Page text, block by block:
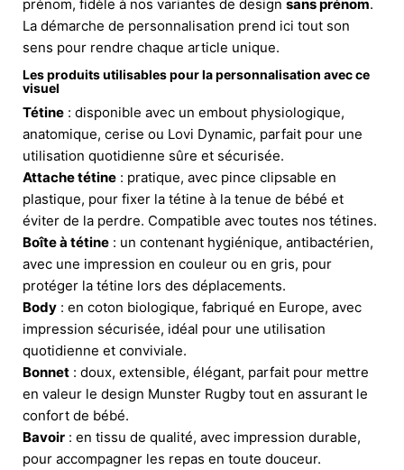
prénom, fidèle à nos variantes de design sans prénom.
La démarche de personnalisation prend ici tout son
sens pour rendre chaque article unique.
Les produits utilisables pour la personnalisation avec ce
visuel
Tétine : disponible avec un embout physiologique,
anatomique, cerise ou Lovi Dynamic, parfait pour une
utilisation quotidienne sûre et sécurisée.
Attache tétine : pratique, avec pince clipsable en
plastique, pour fixer la tétine à la tenue de bébé et
éviter de la perdre. Compatible avec toutes nos tétines.
Boîte à tétine : un contenant hygiénique, antibactérien,
avec une impression en couleur ou en gris, pour
protéger la tétine lors des déplacements.
Body : en coton biologique, fabriqué en Europe, avec
impression sécurisée, idéal pour une utilisation
quotidienne et conviviale.
Bonnet : doux, extensible, élégant, parfait pour mettre
en valeur le design Munster Rugby tout en assurant le
confort de bébé.
Bavoir : en tissu de qualité, avec impression durable,
pour accompagner les repas en toute douceur.